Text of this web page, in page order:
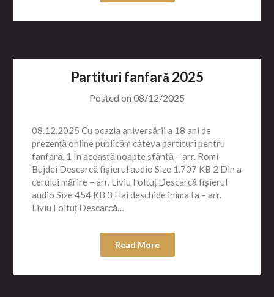
Partituri fanfară 2025
Posted on 08/12/2025
08.12.2025 Cu ocazia aniversării a 18 ani de
prezență online publicăm câteva partituri pentru
fanfară. 1 În această noapte sfântă – arr. Romi
Bujdei Descarcă fișierul audio Size 1.707 KB 2 Din a
cerului mărire – arr. Liviu Foltuț Descarcă fișierul
audio Size 454 KB 3 Hai deschide inima ta – arr.
Liviu Foltuț Descarcă…
Read More